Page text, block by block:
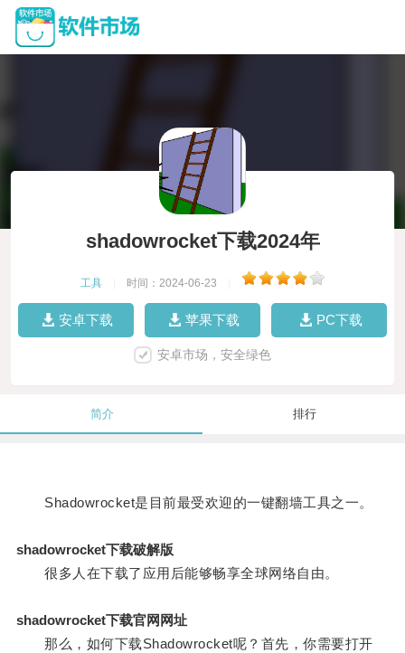
shadowrocket下载2024年
工具 时间：2024-06-23
安卓下载 苹果下载 PC下载
安卓市场，安全绿色
简介 排行
Shadowrocket是目前最受欢迎的一键翻墙工具之一。
shadowrocket下载破解版
很多人在下载了应用后能够畅享全球网络自由。
shadowrocket下载官网网址
那么，如何下载Shadowrocket呢？首先，你需要打开